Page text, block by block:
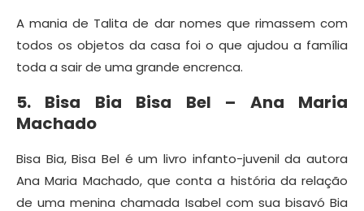
A mania de Talita de dar nomes que rimassem com
todos os objetos da casa foi o que ajudou a família
toda a sair de uma grande encrenca.
5. Bisa Bia Bisa Bel – Ana Maria
Machado
Bisa Bia, Bisa Bel é um livro infanto-juvenil da autora
Ana Maria Machado, que conta a história da relação
de uma menina chamada Isabel com sua bisavó Bia